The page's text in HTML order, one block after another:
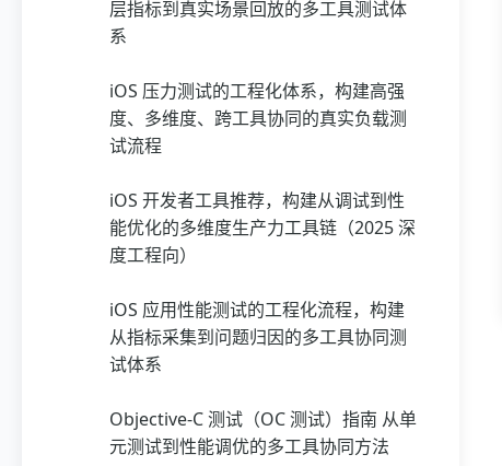
层指标到真实场景回放的多工具测试体
系
iOS 压力测试的工程化体系，构建高强
度、多维度、跨工具协同的真实负载测
试流程
iOS 开发者工具推荐，构建从调试到性
能优化的多维度生产力工具链（2025 深
度工程向）
iOS 应用性能测试的工程化流程，构建
从指标采集到问题归因的多工具协同测
试体系
Objective-C 测试（OC 测试）指南 从单
元测试到性能调优的多工具协同方法